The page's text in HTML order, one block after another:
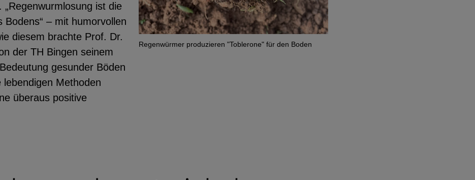
„Regenwurmlosung ist die
Bodens“ – mit humorvollen
diesem brachte Prof. Dr.
der TH Bingen seinem
gesunder Böden
lebendigen Methoden
überaus positive
Regenwürmer produzieren "Toblerone" für den Boden